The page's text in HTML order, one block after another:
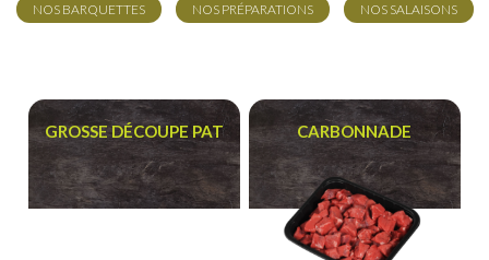
NOS BARQUETTES NOS PRÉPARATIONS NOS SALAISONS
GROSSE DÉCOUPE PAT CARBONNADE